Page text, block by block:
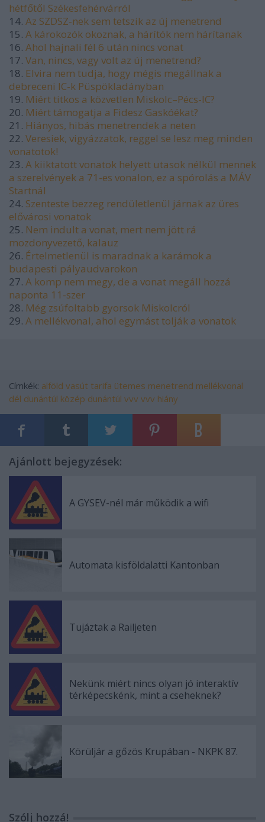
hétfőtől Székesfehérvárról
14. Az SZDSZ-nek sem tetszik az új menetrend
15. A károkozók okoznak, a hárítók nem hárítanak
16. Ahol hajnali fél 6 után nincs vonat
17. Van, nincs, vagy volt az új menetrend?
18. Elvira nem tudja, hogy mégis megállnak a
debreceni IC-k Püspökladányban
19. Miért titkos a közvetlen Miskolc–Pécs-IC?
20. Miért támogatja a Fidesz Gaskóékat?
21. Hiányos, hibás menetrendek a neten
22. Veresiek, vigyázzatok, reggel se lesz meg minden
vonatotok!
23. A kiiktatott vonatok helyett utasok nélkül mennek
a szerelvények a 71-es vonalon, ez a spórolás a MÁV
Startnál
24. Szenteste bezzeg rendületlenül járnak az üres
elővárosi vonatok
25. Nem indult a vonat, mert nem jött rá
mozdonyvezető, kalauz
26. Értelmetlenül is maradnak a karámok a
budapesti pályaudvarokon
27. A komp nem megy, de a vonat megáll hozzá
naponta 11-szer
28. Még zsúfoltabb gyorsok Miskolcról
29. A mellékvonal, ahol egymást tolják a vonatok
Címkék: alföld vasút tarifa ütemes menetrend mellékvonal
dél dunántúl közép dunántúl vvv vvv hiány
Ajánlott bejegyzések:
A GYSEV-nél már működik a wifi
Automata kisföldalatti Kantonban
Tujáztak a Railjeten
Nekünk miért nincs olyan jó interaktív
térképecskénk, mint a cseheknek?
Körüljár a gőzös Krupában - NKPK 87.
Szólj hozzá!